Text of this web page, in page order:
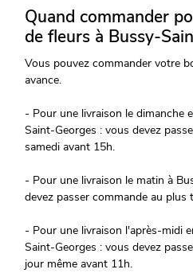
Quand commander
de fleurs à Bussy-
Vous pouvez commander votre
avance.
- Pour une livraison le dimanche
Saint-Georges : vous devez
samedi avant 15h.
- Pour une livraison le matin à
devez passer commande au plus
- Pour une livraison l'après-midi
Saint-Georges : vous devez
jour même avant 11h.